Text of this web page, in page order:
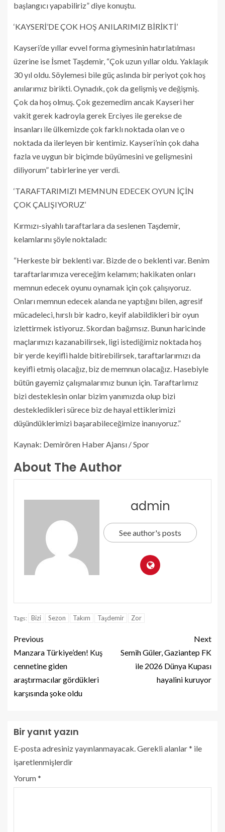
başlangıcı yapabiliriz” diye konuştu.
‘KAYSERİ’DE ÇOK HOŞ ANILARIMIZ BİRİKTİ’
Kayseri’de yıllar evvel forma giymesinin hatırlatılması
üzerine ise İsmet Taşdemir, “Çok uzun yıllar oldu. Yaklaşık
30 yıl oldu. Söylemesi bile güç aslında bir periyot çok hoş
anılarımız birikti. Oynadık, çok da gelişmiş ve değişmiş.
Çok da hoş olmuş. Çok gezemedim ancak Kayseri her
vakit gerek kadroyla gerek Erciyes ile gerekse de
insanları ile ülkemizde çok farklı noktada olan ve o
noktada da ilerleyen bir kentimiz. Kayseri’nin çok daha
fazla ve uygun bir biçimde büyümesini ve gelişmesini
diliyorum” tabirlerine yer verdi.
‘TARAFTARIMIZI MEMNUN EDECEK OYUN İÇİN
ÇOK ÇALIŞIYORUZ’
Kırmızı-siyahlı taraftarlara da seslenen Taşdemir,
kelamlarını şöyle noktaladı:
“Herkeste bir beklenti var. Bizde de o beklenti var. Benim
taraftarlarımıza vereceğim kelamım; hakikaten onları
memnun edecek oyunu oynamak için çok çalışıyoruz.
Onları memnun edecek alanda ne yaptığını bilen, agresif
mücadeleci, hırslı bir kadro, keyif alabildikleri bir oyun
izlettirmek istiyoruz. Skordan bağımsız. Bunun haricinde
maçlarımızı kazanabilirsek, ligi istediğimiz noktada hoş
bir yerde keyifli halde bitirebilirsek, taraftarlarımızı da
keyifli etmiş olacağız, biz de memnun olacağız. Hasebiyle
bütün gayemiz çalışmalarımız bunun için. Taraftarlımız
bizi desteklesin onlar bizim yanımızda olup bizi
destekledikleri sürece biz de hayal ettiklerimizi
düşündüklerimizi başarabileceğimize inanıyoruz.”
Kaynak: Demirören Haber Ajansı / Spor
About The Author
admin
See author's posts
Tags: Bizi Sezon Takım Taşdemir Zor
Previous
Manzara Türkiye’den! Kuş
cennetine giden
araştırmacılar gördükleri
karşısında şoke oldu
Next
Semih Güler, Gaziantep FK
ile 2026 Dünya Kupası
hayalini kuruyor
Bir yanıt yazın
E-posta adresiniz yayınlanmayacak. Gerekli alanlar* ile
işaretlenmişlerdir
Yorum*